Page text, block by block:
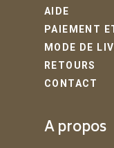
AIDE
PAIEMENT
MODE DE
RETOURS
CONTACT
A propos